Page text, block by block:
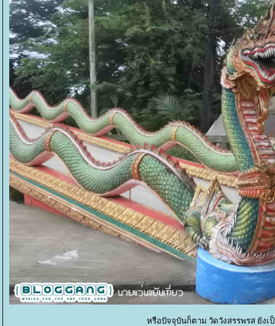
หรือปัจจุบันก็ตาม วัดวังสรรพรส ยัง